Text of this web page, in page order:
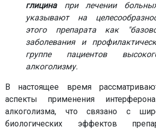
глицинапри лечении
указывают на
этого препарата как
заболевания и
группе пациентов
алкоголизму.
В настоящее время
аспекты применения
алкоголизма, что связано с
биологических эффектов